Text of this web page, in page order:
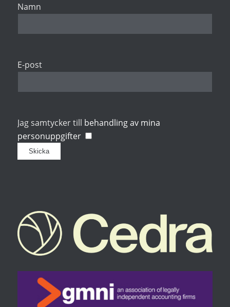
Namn
E-post
Jag samtycker till behandling av mina
personuppgifter